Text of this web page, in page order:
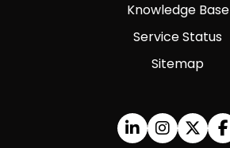
Knowledge Base
Service Status
Sitemap